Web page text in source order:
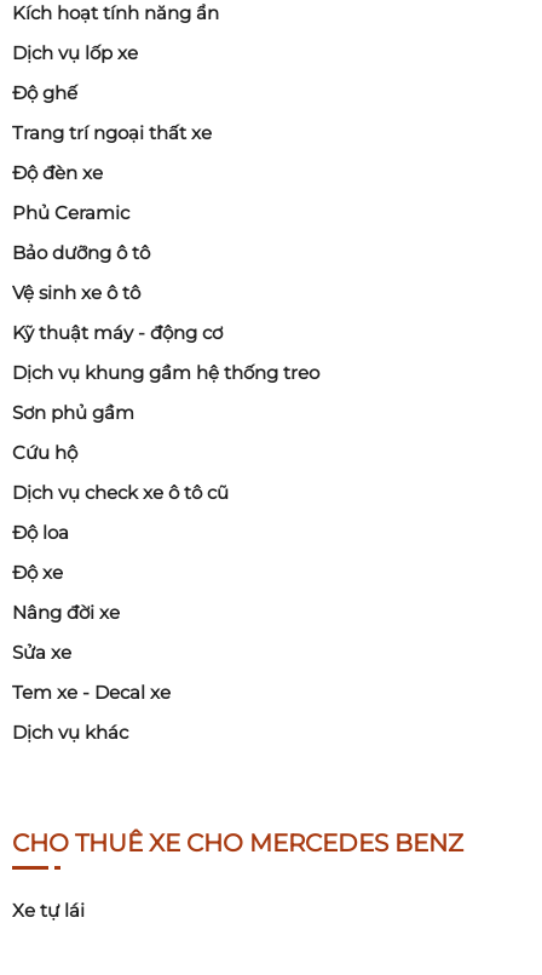
Kích hoạt tính năng ẩn
Dịch vụ lốp xe
Độ ghế
Trang trí ngoại thất xe
Độ đèn xe
Phủ Ceramic
Bảo dưỡng ô tô
Vệ sinh xe ô tô
Kỹ thuật máy - động cơ
Dịch vụ khung gầm hệ thống treo
Sơn phủ gầm
Cứu hộ
Dịch vụ check xe ô tô cũ
Độ loa
Độ xe
Nâng đời xe
Sửa xe
Tem xe - Decal xe
Dịch vụ khác
CHO THUÊ XE CHO MERCEDES BENZ
Xe tự lái